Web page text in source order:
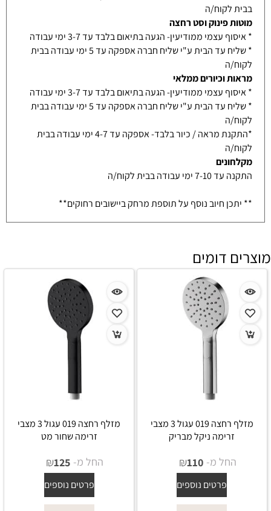
בבית לקוח/ה
מוטות פינוק וסט רחצה
* איסוף עצמי ממודיעין- הגעה בתיאום בלבד עד 3-7 ימי עבודה
* שליח עד הבית ע"י שליח חברה אספקה עד 5 ימי עבודה בבית
לקוח/ה
מראות וכיורים ממלאי
* איסוף עצמי ממודיעין- הגעה בתיאום בלבד עד 3-7 ימי עבודה
* שליח עד הבית ע"י שליח חברה אספקה עד 5 ימי עבודה בבית
לקוח/ה
*התקנת מראה / כיור בלבד- אספקה עד 4-7 ימי עבודה בבית
לקוח/ה
מקלחונים
התקנה עד 7-10 ימי עבודה בבית לקוח/ה
** יתכן חיוב נוסף על תוספת מרחק ביישובים רחוקים**
מוצרים דומים
מזלף רחצה 019 עגול 3 מצבי
זרימה ניקל מבריק
החל מ- ₪110
פרטים נוספים
מזלף רחצה 019 עגול 3 מצבי
זרימה שחור מט
החל מ- ₪125
פרטים נוספים